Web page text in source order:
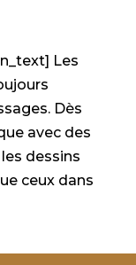
Les
Dès
avec des
dessins
ceux dans